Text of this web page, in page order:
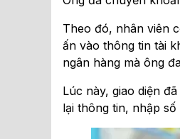
Theo đó, nhân viên
ấn vào thông tin tài
ngân hàng mà ông
Lúc này, giao diện
lại thông tin, nhập